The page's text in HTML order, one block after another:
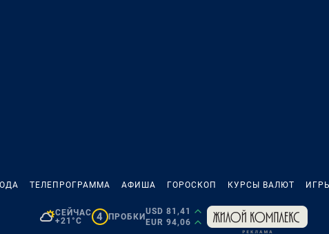
ТЕЛЕПРОГРАММА АФИША ГОРОСКОП КУРСЫ ВАЛЮТ
СЕЙЧАС
+21°C
4 ПРОБКИ
USD 81,41
EUR 94,06